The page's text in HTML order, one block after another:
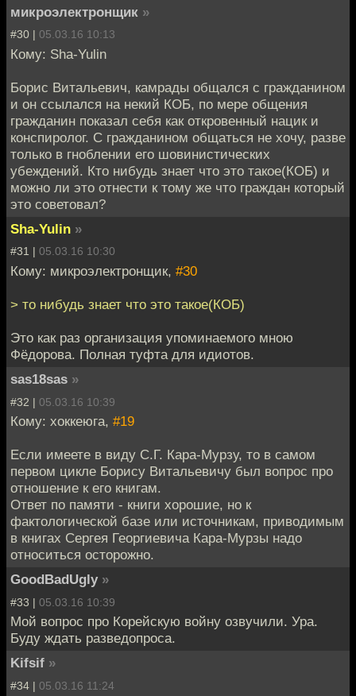
микроэлектронщик »
#30 | 05.03.16 10:13
Кому: Sha-Yulin
Борис Витальевич, камрады общался с гражданином
и он ссылался на некий КОБ, по мере общения
гражданин показал себя как откровенный нацик и
конспиролог. С гражданином общаться не хочу, разве
только в гноблении его шовинистических
убеждений. Кто нибудь знает что это такое(КОБ) и
можно ли это отнести к тому же что граждан который
это советовал?
Sha-Yulin »
#31 | 05.03.16 10:30
Кому: микроэлектронщик, #30
> то нибудь знает что это такое(КОБ)
Это как раз организация упоминаемого мною
Фёдорова. Полная туфта для идиотов.
sas18sas »
#32 | 05.03.16 10:39
Кому: хоккеюга, #19
Если имеете в виду С.Г. Кара-Мурзу, то в самом
первом цикле Борису Витальевичу был вопрос про
отношение к его книгам.
Ответ по памяти - книги хорошие, но к
фактологической базе или источникам, приводимым
в книгах Сергея Георгиевича Кара-Мурзы надо
относиться осторожно.
GoodBadUgly »
#33 | 05.03.16 10:39
Мой вопрос про Корейскую войну озвучили. Ура.
Буду ждать разведопроса.
Kifsif »
#34 | 05.03.16 11:24